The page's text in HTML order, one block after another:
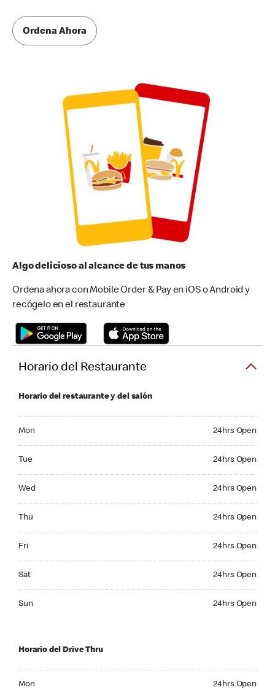
Ordena Ahora
Algo delicioso al alcance de tus manos
Ordena ahora con Mobile Order & Pay en iOS o Android y
recógelo en el restaurante
Horario del Restaurante
Horario del restaurante y del salón
Mon 24hrs Open
Tue 24hrs Open
Wed 24hrs Open
Thu 24hrs Open
Fri 24hrs Open
Sat 24hrs Open
Sun 24hrs Open
Horario del Drive Thru
Mon 24hrs Open